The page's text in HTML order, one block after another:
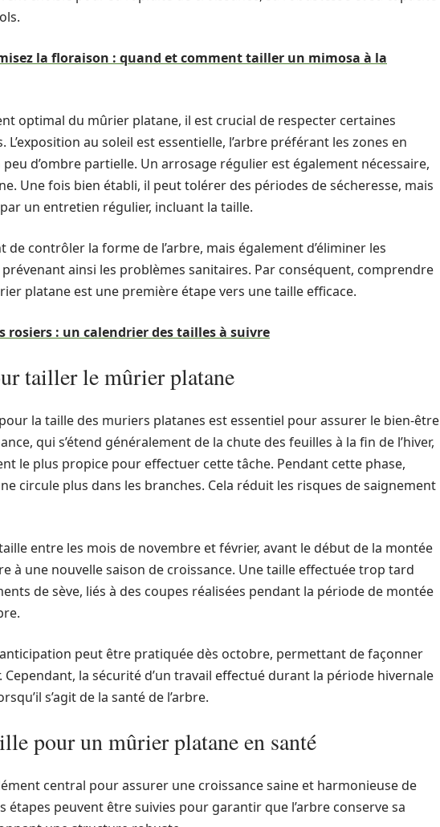
la floraison : quand et comment tailler un mimosa à la
optimal du mûrier platane, il est crucial de respecter certaines
au soleil est essentielle, l’arbre préférant les zones en
d’ombre partielle. Un arrosage régulier est également nécessaire,
Une fois bien établi, il peut tolérer des périodes de sécheresse, mais
un entretien régulier, incluant la taille.
contrôler la forme de l’arbre, mais également d’éliminer les
ainsi les problèmes sanitaires. Par conséquent, comprendre
platane est une première étape vers une taille efficace.
rosiers : un calendrier des tailles à suivre
tailler le mûrier platane
la taille des muriers platanes est essentiel pour assurer le bien-être
qui s’étend généralement de la chute des feuilles à la fin de l’hiver,
le plus propice pour effectuer cette tâche. Pendant cette phase,
circule plus dans les branches. Cela réduit les risques de saignement
entre les mois de novembre et février, avant le début de la montée
à une nouvelle saison de croissance. Une taille effectuée trop tard
de sève, liés à des coupes réalisées pendant la période de montée
peut être pratiquée dès octobre, permettant de façonner
Cependant, la sécurité d’un travail effectué durant la période hivernale
s’agit de la santé de l’arbre.
pour un mûrier platane en santé
central pour assurer une croissance saine et harmonieuse de
peuvent être suivies pour garantir que l’arbre conserve sa